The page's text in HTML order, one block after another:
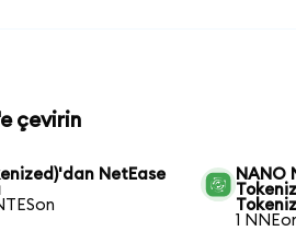
çevirin
NetEase
NANO
1